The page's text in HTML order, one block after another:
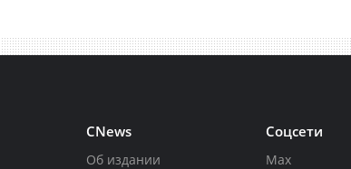
CNews
Об издании
Соцсети
Max